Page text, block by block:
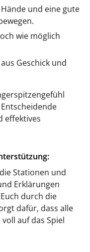
und eine gute
wie möglich
Geschick und
effektives
Stationen und
Erklärungen
durch die
dafür, dass alle
auf das Spiel